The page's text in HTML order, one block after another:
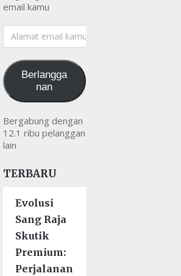
email kamu
Alamat
email
Berlangga
nan
Bergabung dengan
12.1 ribu pelanggan
lain
TERBARU
Evolusi
Sang Raja
Skutik
Premium:
Perjalanan